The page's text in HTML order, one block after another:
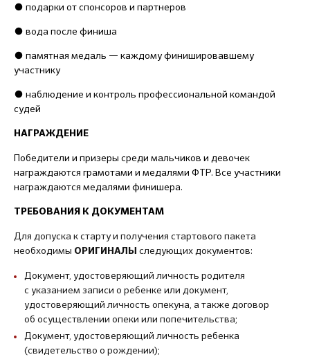
● подарки от спонсоров и партнеров
● вода после финиша
● памятная медаль — каждому финишировавшему
участнику
● наблюдение и контроль профессиональной командой
судей
НАГРАЖДЕНИЕ
Победители и призеры среди мальчиков и девочек
награждаются грамотами и медалями ФТР. Все участники
награждаются медалями финишера.
ТРЕБОВАНИЯ К ДОКУМЕНТАМ
Для допуска к старту и получения стартового пакета
необходимы ОРИГИНАЛЫ следующих документов:
Документ, удостоверяющий личность родителя
с указанием записи о ребенке или документ,
удостоверяющий личность опекуна, а также договор
об осуществлении опеки или попечительства;
Документ, удостоверяющий личность ребенка
(свидетельство о рождении);